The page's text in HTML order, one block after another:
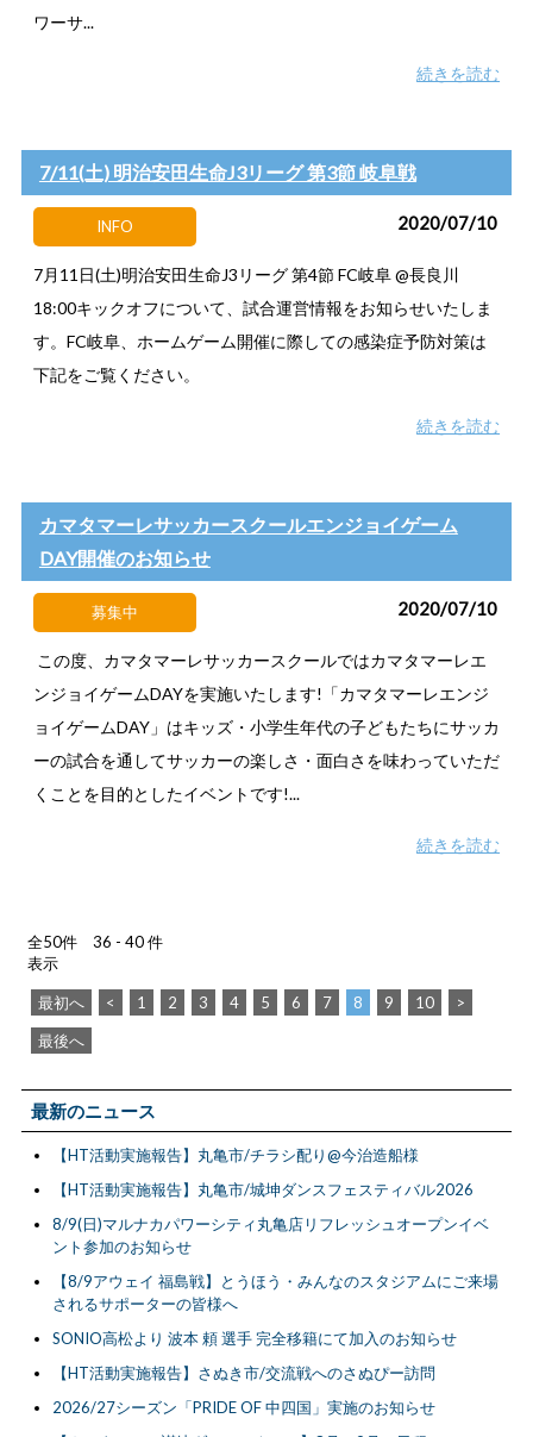
ワーサ...
続きを読む
7/11(土) 明治安田生命J3リーグ 第3節 岐阜戦
INFO 2020/07/10
7月11日(土)明治安田生命J3リーグ 第4節 FC岐阜 @長良川
18:00キックオフについて、試合運営情報をお知らせいたしま
す。FC岐阜、ホームゲーム開催に際しての感染症予防対策は
下記をご覧ください。
続きを読む
カマタマーレサッカースクールエンジョイゲーム
DAY開催のお知らせ
募集中 2020/07/10
この度、カマタマーレサッカースクールではカマタマーレエ
ンジョイゲームDAYを実施いたします!「カマタマーレエンジ
ョイゲームDAY」はキッズ・小学生年代の子どもたちにサッカ
ーの試合を通してサッカーの楽しさ・面白さを味わっていただ
くことを目的としたイベントです!...
続きを読む
全50件 36 - 40 件
表示
最初へ < 1 2 3 4 5 6 7 8 9 10
>
最後へ
最新のニュース
【HT活動実施報告】丸亀市/チラシ配り@今治造船様
【HT活動実施報告】丸亀市/城坤ダンスフェスティバル2026
8/9(日)マルナカパワーシティ丸亀店リフレッシュオープンイベ
ント参加のお知らせ
【8/9アウェイ 福島戦】とうほう・みんなのスタジアムにご来場
されるサポーターの皆様へ
SONIO高松より 波本 頼 選手 完全移籍にて加入のお知らせ
【HT活動実施報告】さぬき市/交流戦へのさぬぴー訪問
2026/27シーズン「PRIDE OF 中四国」実施のお知らせ